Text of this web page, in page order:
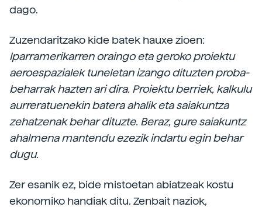
dago.
Zuzendaritzako kide batek hauxe zioen:
Iparramerikarren oraingo eta geroko proiektu
aeroespazialek tuneletan izango dituzten proba-
beharrak hazten ari dira. Proiektu berriek, kalkulu
aurreratuenekin batera ahalik eta saiakuntza
zehatzenak behar dituzte. Beraz, gure saiakuntz
ahalmena mantendu ezezik indartu egin behar
dugu.
Zer esanik ez, bide mistoetan abiatzeak kostu
ekonomiko handiak ditu. Zenbait naziok,